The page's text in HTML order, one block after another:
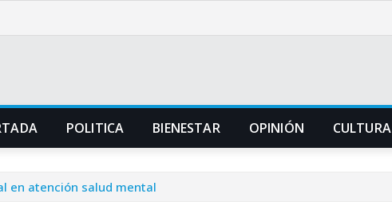
POLITICA BIENESTAR OPINIÓN CULTURA
en atención salud mental